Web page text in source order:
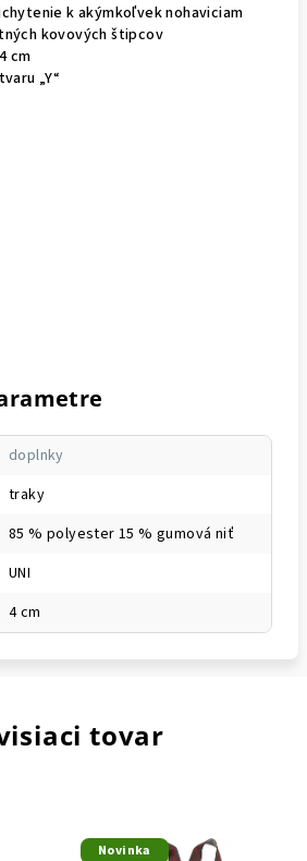
k akýmkoľvek nohaviciam
kovových štipcov
cm
„Y“
doplnky
traky
85 % polyester 15 % gumová niť
UNI
4 cm
tovar
Novinka